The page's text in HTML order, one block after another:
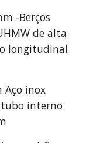
-Berços
de alta
longitudinal
Aço inox
tubo interno